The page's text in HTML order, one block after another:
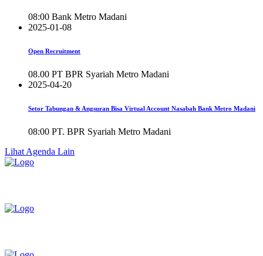
08:00 Bank Metro Madani
2025-01-08
Open Recruitment
08.00 PT BPR Syariah Metro Madani
2025-04-20
Setor Tabungan & Angsuran Bisa Virtual Account Nasabah Bank Metro Madani
08:00 PT. BPR Syariah Metro Madani
Lihat Agenda Lain